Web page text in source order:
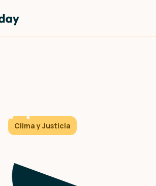
Clima y Justicia
su propia fórmula química
especializada.